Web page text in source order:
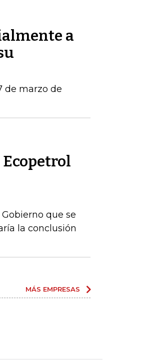
a
de marzo de
que se
la conclusión
MÁS EMPRESAS